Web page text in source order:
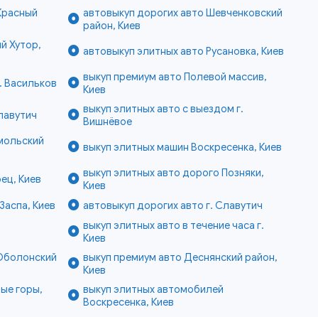
автовыкуп дорогих авто Шевченковский
район, Киев
Хутор,
автовыкуп элитных авто Русановка, Киев
Васильков
выкуп премиум авто Полевой массив,
Киев
выкуп элитных авто с выездом г.
Вишнёвое
выкуп элитных машин Воскресенка, Киев
Киев
выкуп элитных авто дорого Позняки,
Киев
Киев
автовыкуп дорогих авто г. Славутич
выкуп элитных авто в течение часа г.
Киев
выкуп премиум авто Деснянский район,
Киев
горы,
выкуп элитных автомобилей
Воскресенка, Киев